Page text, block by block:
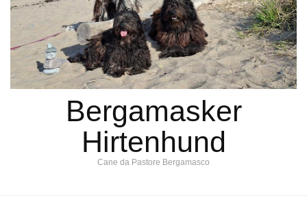
Bergamasker
Hirtenhund
Cane da Pastore Bergamasco